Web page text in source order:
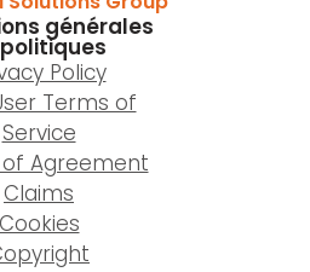
générales
Policy
Terms of
Service
Agreement
Claims
Cookies